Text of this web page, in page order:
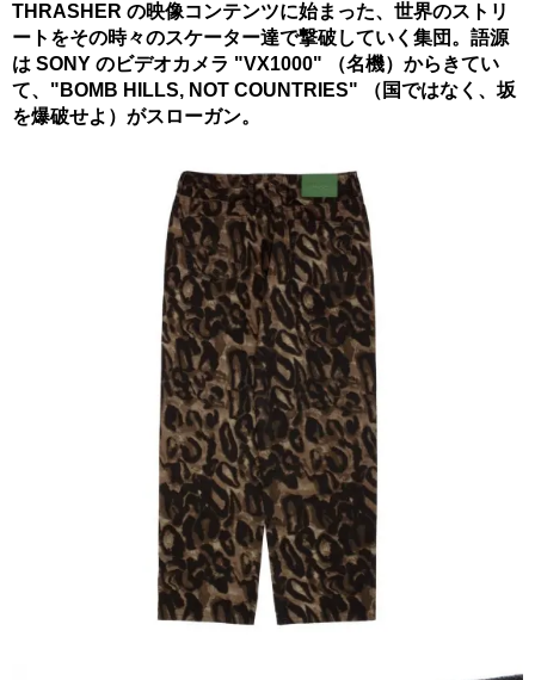
THRASHER の映像コンテンツに始まった、世界のストリ
ートをその時々のスケーター達で撃破していく集団。語源
は SONY のビデオカメラ "VX1000" （名機）からきてい
て、"BOMB HILLS, NOT COUNTRIES" （国ではなく、坂
を爆破せよ）がスローガン。